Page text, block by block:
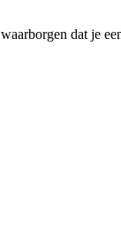
dat je